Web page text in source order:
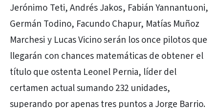
Jerónimo Teti, Andrés Jakos, Fabián Yannantuoni,
Germán Todino, Facundo Chapur, Matías Muñoz
Marchesi y Lucas Vicino serán los once pilotos que
llegarán con chances matemáticas de obtener el
título que ostenta Leonel Pernia, líder del
certamen actual sumando 232 unidades,
superando por apenas tres puntos a Jorge Barrio.